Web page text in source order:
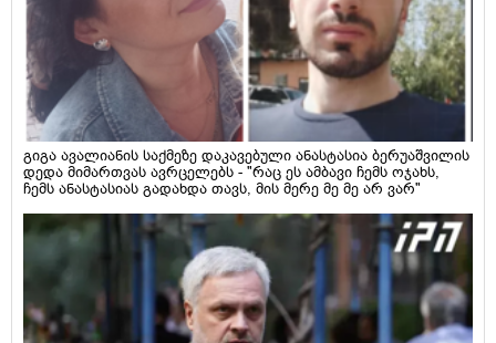
გიგა ავალიანის საქმეზე დაკავებული ანასტასია ბერუაშვილის
დედა მიმართვას ავრცელებს - "რაც ეს ამბავი ჩემს ოჯახს,
ჩემს ანასტასიას გადახდა თავს, მის მერე მე მე არ ვარ"